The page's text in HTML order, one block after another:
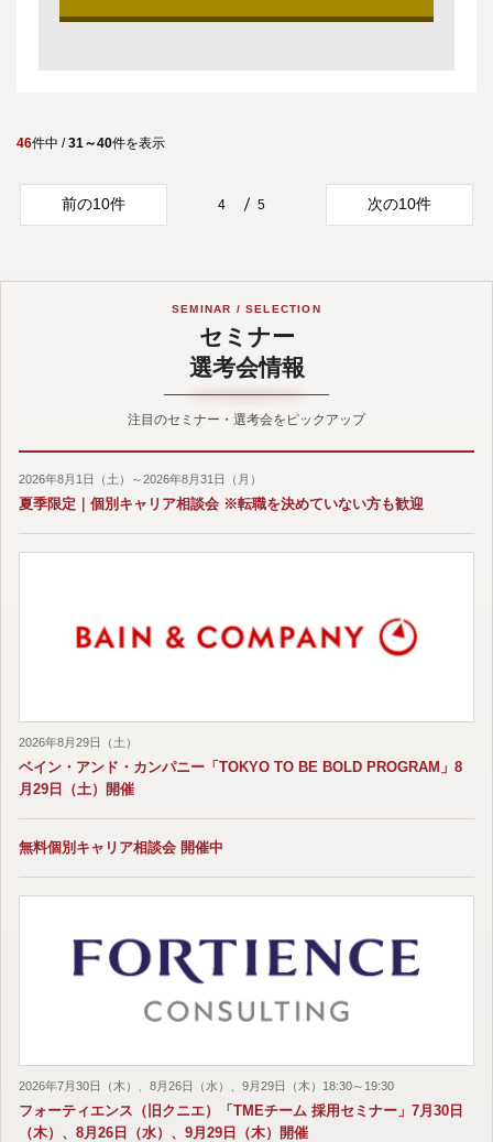
46件中 /31～40件を表示
前の10件 4 5 次の10件
SEMINAR / SELECTION
セミナー
選考会情報
注目のセミナー・選考会をピックアップ
2026年8月1日（土）～2026年8月31日（月）
夏季限定｜個別キャリア相談会 ※転職を決めていない方も歓迎
2026年8月29日（土）
ベイン・アンド・カンパニー「TOKYO TO BE BOLD PROGRAM」8
月29日（土）開催
無料個別キャリア相談会 開催中
2026年7月30日（木）、8月26日（水）、9月29日（木）18:30～19:30
フォーティエンス（旧クニエ）「TMEチーム 採用セミナー」7月30日
（木）、8月26日（水）、9月29日（木）開催